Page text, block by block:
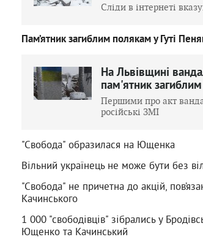
Сліди в інтернеті
Пам’ятник загиблим полякам у Гуті
На Львівщині
пам'ятник
Першими про акт
російські ЗМІ
"Свобода" образилася на Ющенка
Вільний українець не може бути без
"Свобода" не причетна до акцій,
Качинського
1 000 "свободівців" зібрались у
Ющенко та Качинський